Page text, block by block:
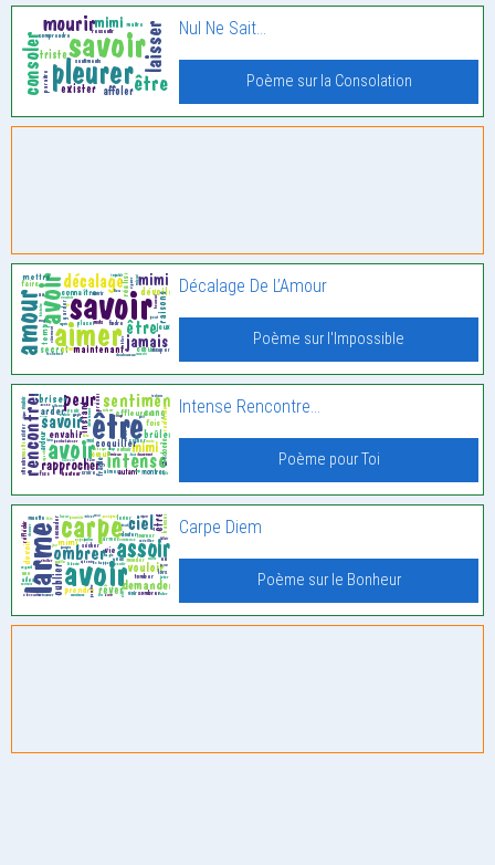
Nul Ne Sait…
Poème sur la Consolation
Décalage De L’Amour
Poème sur l'Impossible
Intense Rencontre…
Poème pour Toi
Carpe Diem
Poème sur le Bonheur